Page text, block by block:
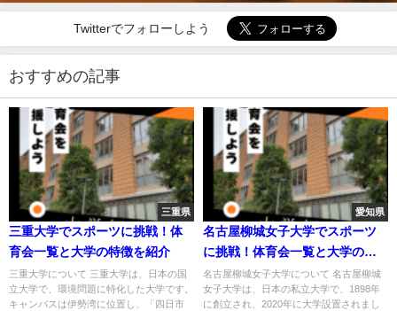
Twitterでフォローしよう
おすすめの記事
三重県
三重大学でスポーツに挑戦！体
育会一覧と大学の特徴を紹介
三重大学について 三重大学は、日本の国
立大学で、環境問題に特化した大学です。
キャンパスは伊勢湾に位置し、「四日市
愛知県
名古屋柳城女子大学でスポーツ
に挑戦！体育会一覧と大学の特
徴を紹介
名古屋柳城女子大学について 名古屋柳城
女子大学は、日本の私立大学で、1898年
に創立され、2020年に大学設置されまし